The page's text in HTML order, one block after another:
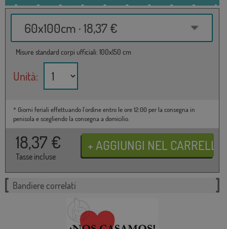
60x100cm · 18,37 €
Misure standard corpi ufficiali: 100x150 cm
Unità:
* Giorni feriali effettuando l'ordine entro le ore 12:00 per la consegna in
penisola e scegliendo la consegna a domicilio.
18,37 €
Tasse incluse
Bandiere correlati